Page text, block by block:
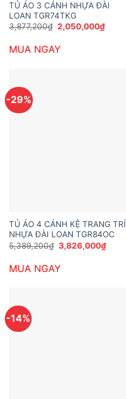
TỦ ÁO 3 CÁNH NHỰA ĐÀI
LOAN TGR74TKG
3,877,200₫ Giá
gốc
3,877,200₫.
2,050,000₫Giá
hiện
MUA NGAY
-29%
TỦ ÁO 4 CÁNH KỆ TRANG TRÍ
NHỰA ĐÀI LOAN TGR84OC
5,389,200₫ Giá
gốc
5,389,200₫.
3,826,000₫Giá
hiện
MUA NGAY
-14%